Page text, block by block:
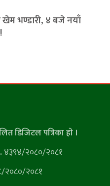
भण्डारी, ४ बजे नयाँ
डिजिटल पत्रिका हाे ।
४३९४/२०८०/२०८१
२०८०/२०८१